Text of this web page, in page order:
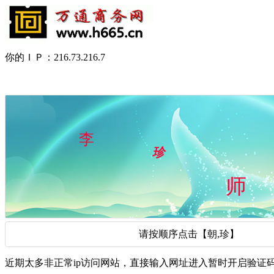
你的ＩＰ：216.73.216.7
请按顺序点击【朝,珍】
近期太多非正常ip访问网站，直接输入网址进入暂时开启验证